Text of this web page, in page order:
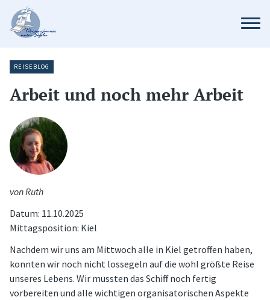
REISEBLOG
Arbeit und noch mehr Arbeit
von Ruth
Datum: 11.10.2025
Mittagsposition: Kiel
Nachdem wir uns am Mittwoch alle in Kiel getroffen haben,
konnten wir noch nicht lossegeln auf die wohl größte Reise
unseres Lebens. Wir mussten das Schiff noch fertig
vorbereiten und alle wichtigen organisatorischen Aspekte